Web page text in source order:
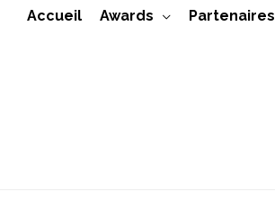
Accueil Awards Partenaires